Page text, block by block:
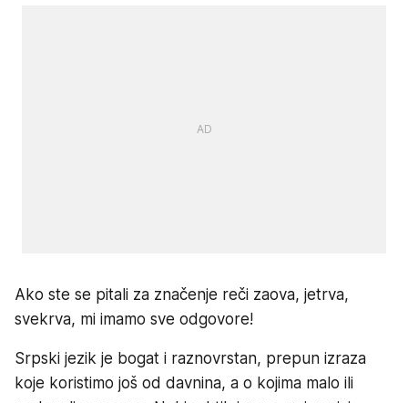
Ako ste se pitali za značenje reči zaova, jetrva,
svekrva, mi imamo sve odgovore!
Srpski jezik je bogat i raznovrstan, prepun izraza
koje koristimo još od davnina, a o kojima malo ili